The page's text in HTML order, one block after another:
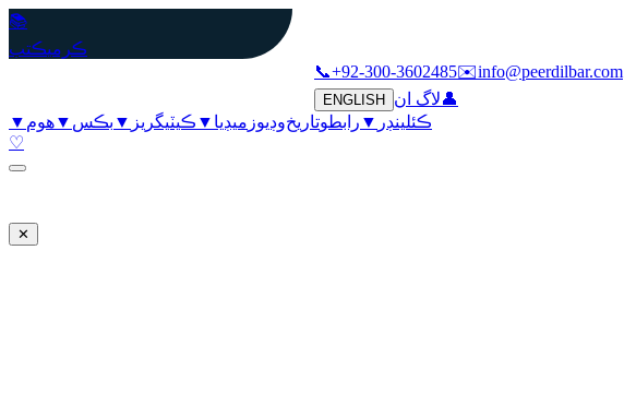
📚
ڪرميڪتب
📞+92-300-3602485✉️info@peerdilbar.com
ENGLISH 👤لاگ ان
هوم ▼ بڪس ▼ ڪيٽيگريز ▼ ميڊيا ▼ وڊيوزتاريخرابطو ڪئلينڊر ▼
♡
✕